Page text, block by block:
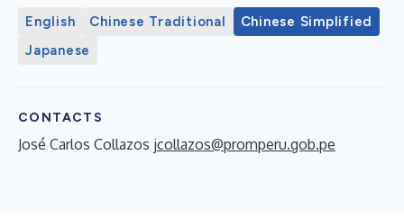
English Chinese Traditional
Chinese Simplified
Japanese
CONTACTS
José Carlos Collazos jcollazos@promperu.gob.pe